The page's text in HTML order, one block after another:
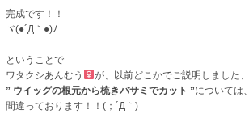
完成です！！
ヾ(●´Д｀●)ﾉ
ということで
ワタクシあんむう
が、以前どこかでご説明しました、
” ウイッグの根元から梳きバサミでカット ”については、
間違っております！！(；´Д｀)